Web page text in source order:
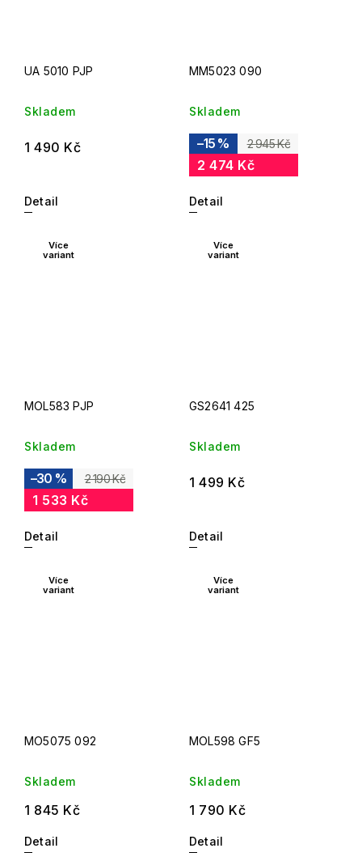
UA 5010 PJP
Skladem
1 490 Kč
Detail
MM5023 090
Skladem
2 945 Kč
–15 %
2 474 Kč
Detail
Více
variant
MOL583 PJP
Skladem
2 190 Kč
–30 %
1 533 Kč
Detail
Více
variant
GS2641 425
Skladem
1 499 Kč
Detail
Více
variant
MO5075 092
Skladem
1 845 Kč
Detail
Více
variant
MOL598 GF5
Skladem
1 790 Kč
Detail